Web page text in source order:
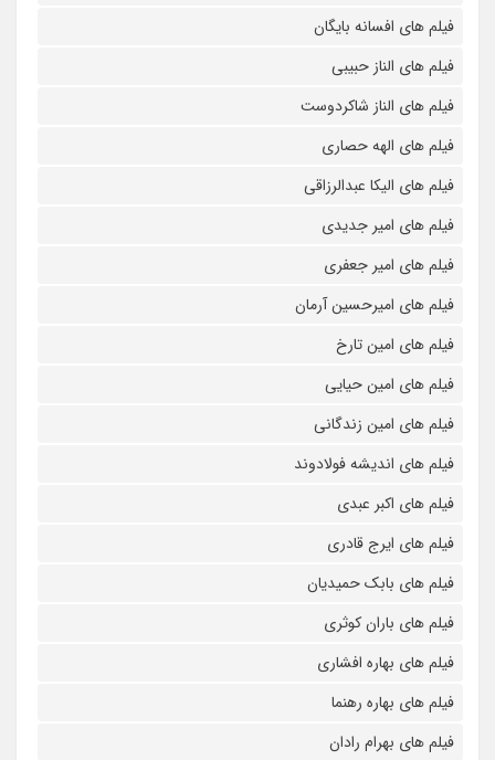
فیلم های افسانه بایگان
فیلم های الناز حبیبی
فیلم های الناز شاکردوست
فیلم های الهه حصاری
فیلم های الیکا عبدالرزاقی
فیلم های امیر جدیدی
فیلم های امیر جعفری
فیلم های امیرحسین آرمان
فیلم های امین تارخ
فیلم های امین حیایی
فیلم های امین زندگانی
فیلم های اندیشه فولادوند
فیلم های اکبر عبدی
فیلم های ایرج قادری
فیلم های بابک حمیدیان
فیلم های باران کوثری
فیلم های بهاره افشاری
فیلم های بهاره رهنما
فیلم های بهرام رادان